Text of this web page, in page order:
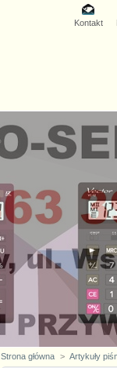
Kontakt
Strona główna > Artykuły